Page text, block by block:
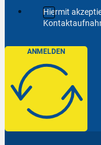
Hiermit
ANMELDEN